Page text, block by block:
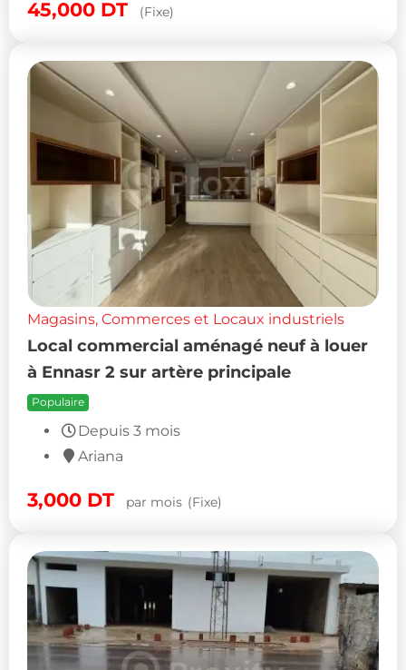
45,000 DT (Fixe)
Magasins, Commerces et Locaux industriels
Local commercial aménagé neuf à louer
à Ennasr 2 sur artère principale
Populaire
Depuis 3 mois
Ariana
3,000 DT par mois (Fixe)